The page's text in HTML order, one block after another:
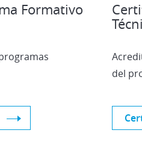
Formativo
del